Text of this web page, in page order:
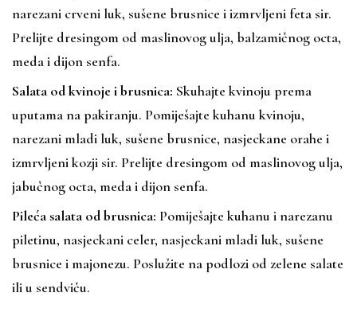
narezani crveni luk, sušene brusnice i izmrvljeni feta sir.
Prelijte dresingom od maslinovog ulja, balzamičnog octa,
meda i dijon senfa.
Salata od kvinoje i brusnica: Skuhajte kvinoju prema
uputama na pakiranju. Pomiješajte kuhanu kvinoju,
narezani mladi luk, sušene brusnice, nasjeckane orahe i
izmrvljeni kozji sir. Prelijte dresingom od maslinovog ulja,
jabučnog octa, meda i dijon senfa.
Pileća salata od brusnica: Pomiješajte kuhanu i narezanu
piletinu, nasjeckani celer, nasjeckani mladi luk, sušene
brusnice i majonezu. Poslužite na podlozi od zelene salate
ili u sendviču.